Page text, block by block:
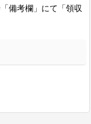
備考欄」にて「領収